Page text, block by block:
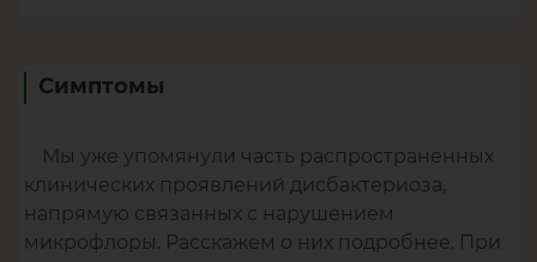
Симптомы
Мы уже упомянули часть распространенных
клинических проявлений дисбактериоза,
напрямую связанных с нарушением
микрофлоры. Расскажем о них подробнее. При